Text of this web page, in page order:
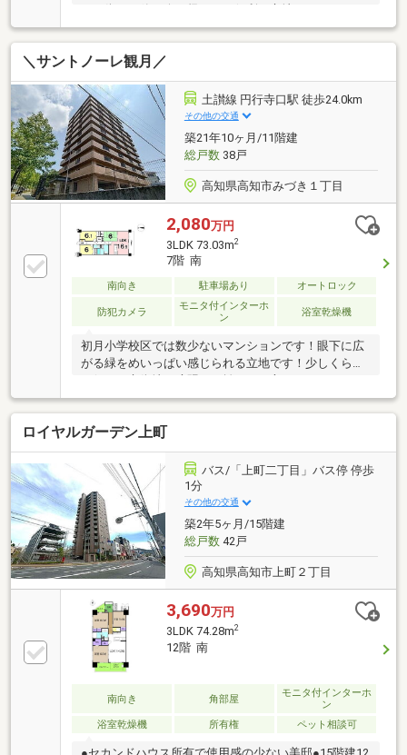
＼サントノーレ観月／
土讃線 円行寺口駅 徒歩24.0km
その他の交通
築21年10ヶ月/11階建
総戸数38戸
高知県高知市みづき１丁目
2,080万円
3LDK 73.03m2
7階 南
南向き 駐車場あり オートロック
防犯カメラ
モニタ付インターホ
ン
浴室乾燥機
初月小学校区では数少ないマンションです！眼下に広
がる緑をめいっぱい感じられる立地です！少しくらい
ロイヤルガーデン上町
バス/「上町二丁目」バス停 停歩
1分
その他の交通
築2年5ヶ月/15階建
総戸数42戸
高知県高知市上町２丁目
3,690万円
3LDK 74.28m2
12階 南
南向き 角部屋
モニタ付インターホ
ン
浴室乾燥機
所有権 ペット相談可